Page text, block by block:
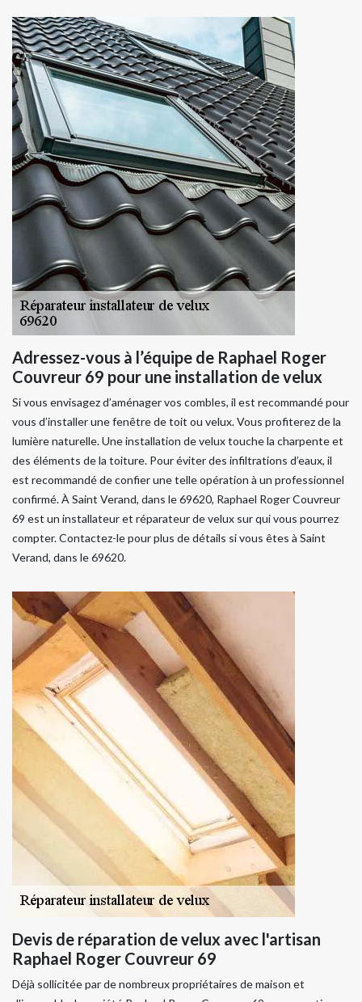
Adressez-vous à l’équipe de Raphael Roger
Couvreur 69 pour une installation de velux
Si vous envisagez d’aménager vos combles, il est recommandé pour
vous d’installer une fenêtre de toit ou velux. Vous profiterez de la
lumière naturelle. Une installation de velux touche la charpente et
des éléments de la toiture. Pour éviter des infiltrations d’eaux, il
est recommandé de confier une telle opération à un professionnel
confirmé. À Saint Verand, dans le 69620, Raphael Roger Couvreur
69 est un installateur et réparateur de velux sur qui vous pourrez
compter. Contactez-le pour plus de détails si vous êtes à Saint
Verand, dans le 69620.
Devis de réparation de velux avec l'artisan
Raphael Roger Couvreur 69
Déjà sollicitée par de nombreux propriétaires de maison et